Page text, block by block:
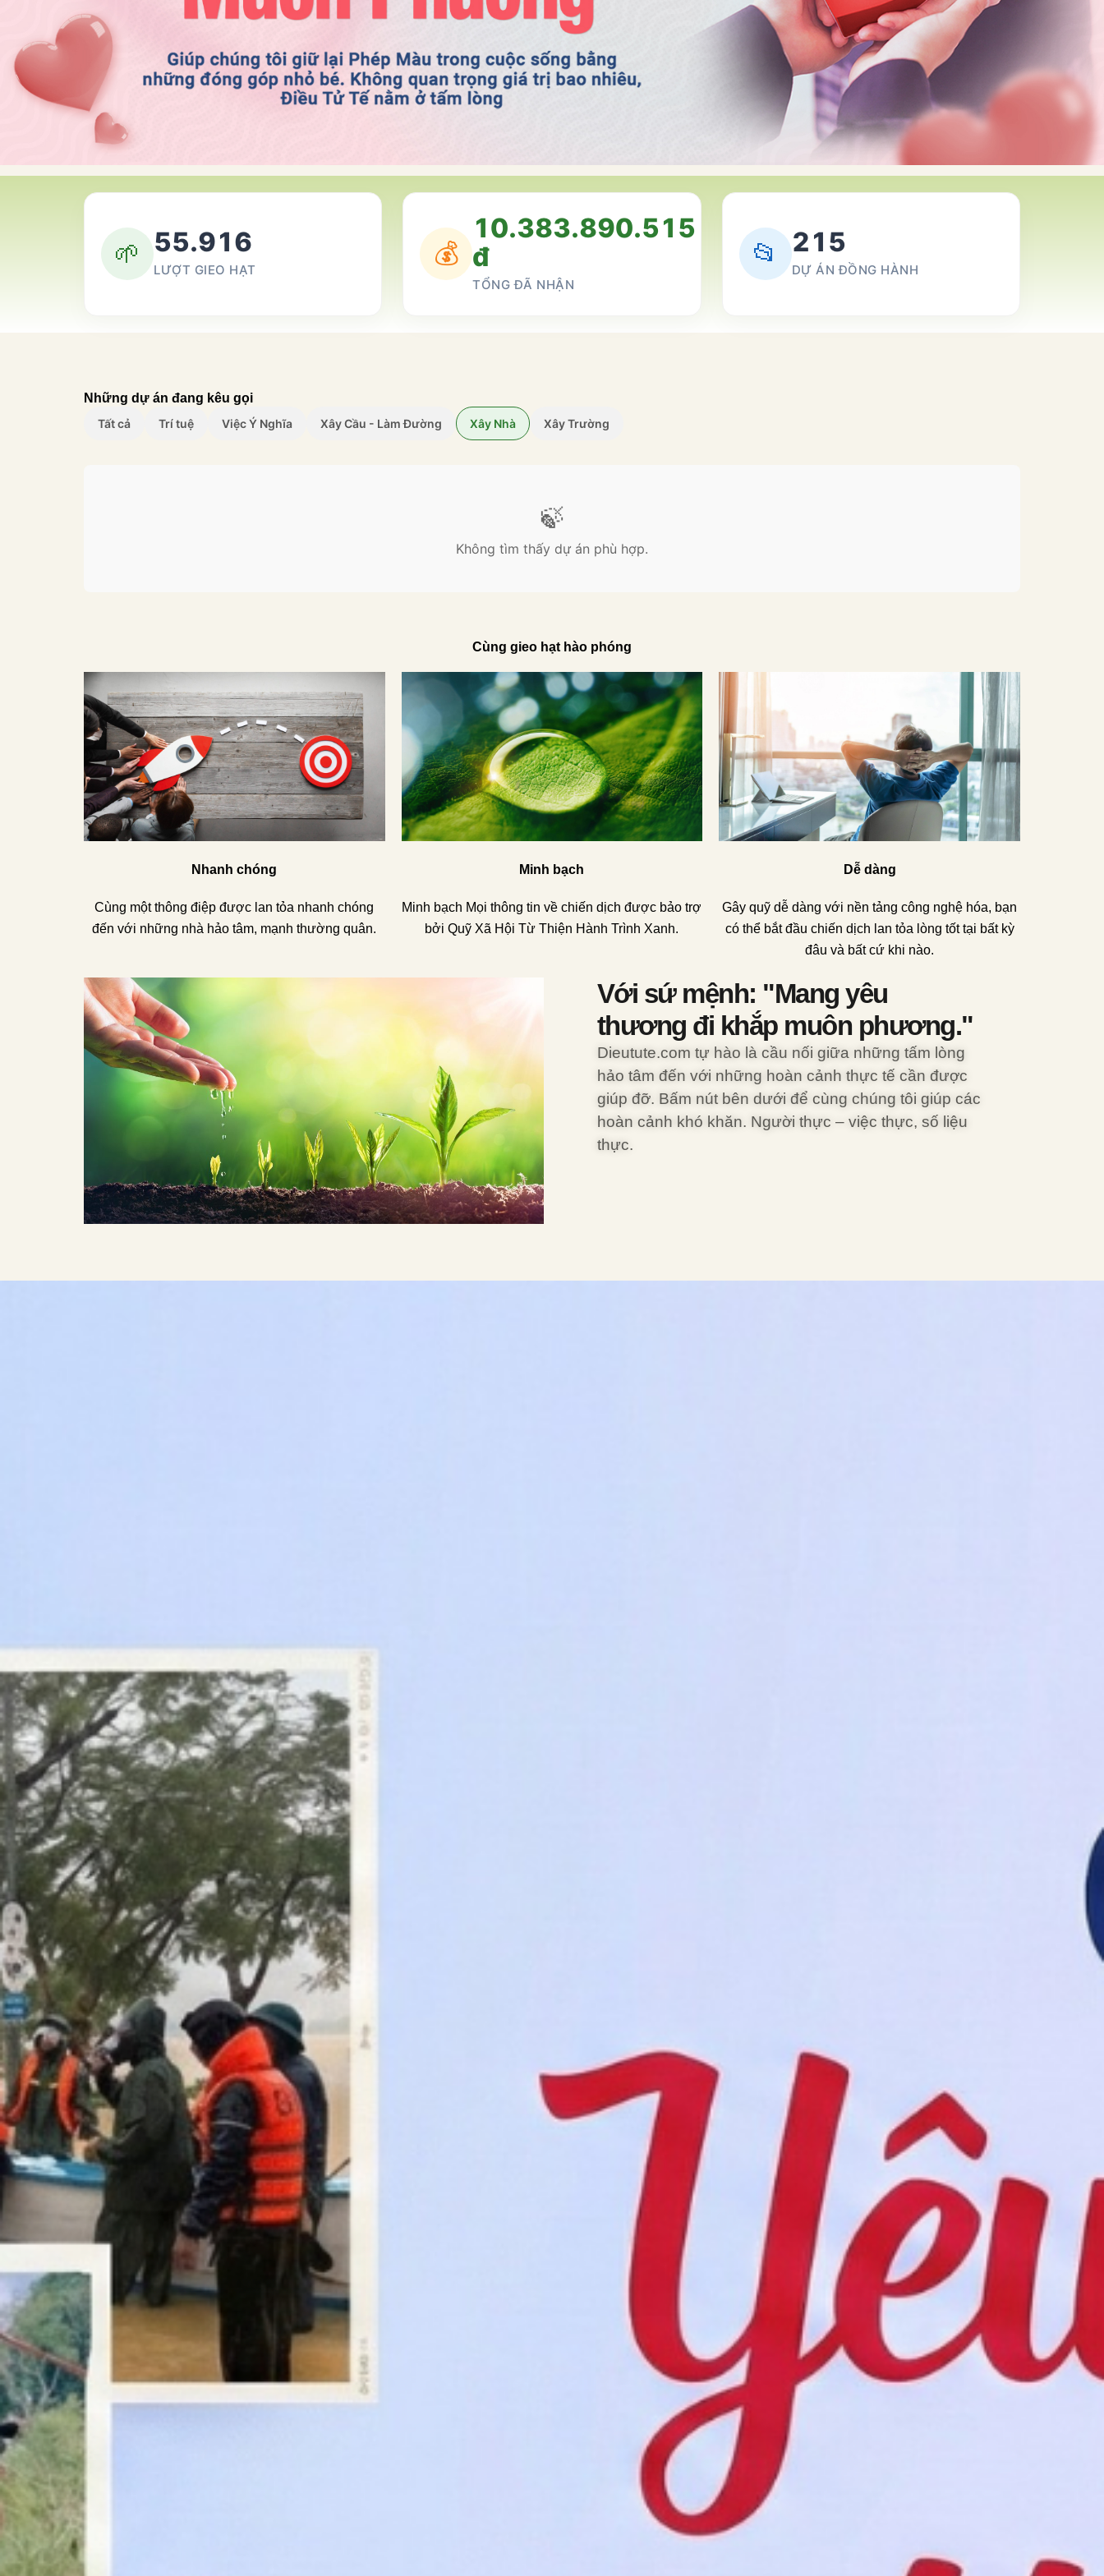
🌱 55.916
LƯỢT GIEO HẠT
💰
10.383.890.515
đ
TỔNG ĐÃ NHẬN
📂 215
DỰ ÁN ĐỒNG HÀNH
Những dự án đang kêu gọi
Tất cả
Trí tuệ Việc Ý Nghĩa Xây Cầu - Làm Đường Xây Nhà Xây Trường
🍃
Không tìm thấy dự án phù hợp.
Cùng gieo hạt hào phóng
Nhanh chóng
Cùng một thông điệp được lan tỏa nhanh chóng
đến với những nhà hảo tâm, mạnh thường quân.
Minh bạch
Minh bạch Mọi thông tin về chiến dịch được bảo trợ
bởi Quỹ Xã Hội Từ Thiện Hành Trình Xanh.
Dễ dàng
Gây quỹ dễ dàng với nền tảng công nghệ hóa, bạn
có thể bắt đầu chiến dịch lan tỏa lòng tốt tại bất kỳ
đâu và bất cứ khi nào.
Với sứ mệnh: "Mang yêu
thương đi khắp muôn phương."
Dieutute.com tự hào là cầu nối giữa những tấm lòng
hảo tâm đến với những hoàn cảnh thực tế cần được
giúp đỡ. Bấm nút bên dưới để cùng chúng tôi giúp các
hoàn cảnh khó khăn. Người thực – việc thực, số liệu
thực.